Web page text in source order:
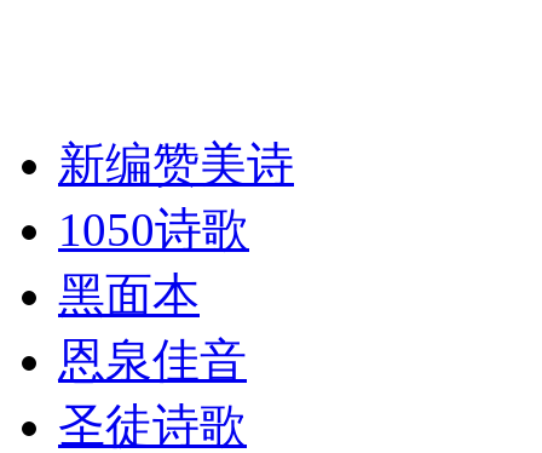
新编赞美诗
1050诗歌
黑面本
恩泉佳音
圣徒诗歌